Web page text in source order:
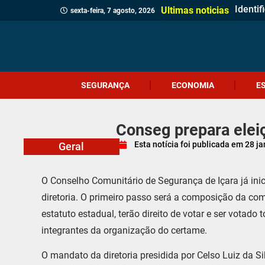
sexta-feira, 7 agosto, 2026 Ultimas noticias Dia
Corpo
SEGURANÇA ECONOMIA
Conseg prepara
Geral Esta notícia foi publicada em 28
O Conselho Comunitário de Segurança de Içara já
diretoria. O primeiro passo será a composição da
estatuto estadual, terão direito de votar e ser votado
integrantes da organização do certame.
O mandato da diretoria presidida por Celso Luiz da